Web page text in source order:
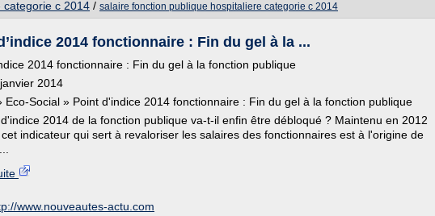
categorie c 2014 / salaire fonction publique hospitaliere categorie c 2014
2014 fonctionnaire : Fin du gel à la ...
2014 fonctionnaire : Fin du gel à la fonction publique
2014
Eco-Social » Point d'indice 2014 fonctionnaire : Fin du gel à la fonction publique
2014 de la fonction publique va-t-il enfin être débloqué ? Maintenu en 2012
indicateur qui sert à revaloriser les salaires des fonctionnaires est à l'origine de
www.nouveautes-actu.com